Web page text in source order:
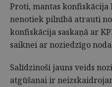
Proti, mantas konfiskācija
nenotiek pilnībā atrauti
konfiskācija saskaņā ar
saiknei ar noziedzīgo
Salīdzinoši jauns veids
atgūšanai ir